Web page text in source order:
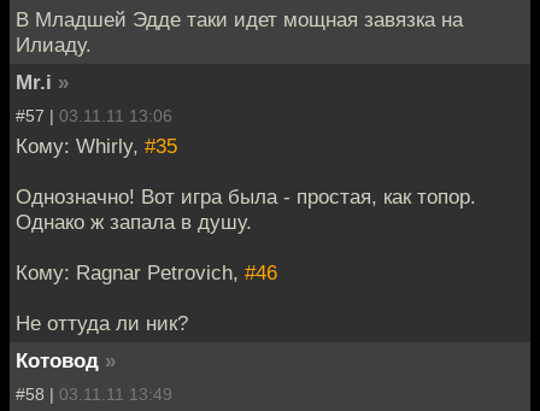
В Младшей Эдде таки идет мощная завязка на
Илиаду.
Mr.i »
#57 | 03.11.11 13:06
Кому: Whirly, #35
Однозначно! Вот игра была - простая, как топор.
Однако ж запала в душу.
Кому: Ragnar Petrovich, #46
Не оттуда ли ник?
Котовод »
#58 | 03.11.11 13:49